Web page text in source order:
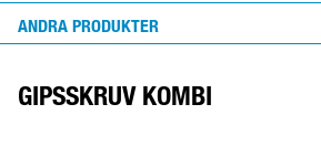
ANDRA PRODUKTER
GIPSSKRUV KOMBI